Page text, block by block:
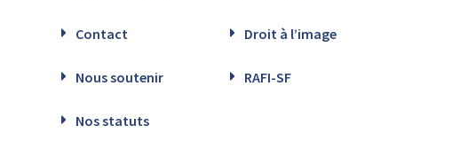
Contact Droit à l’image
Nous soutenir RAFI-SF
Nos statuts